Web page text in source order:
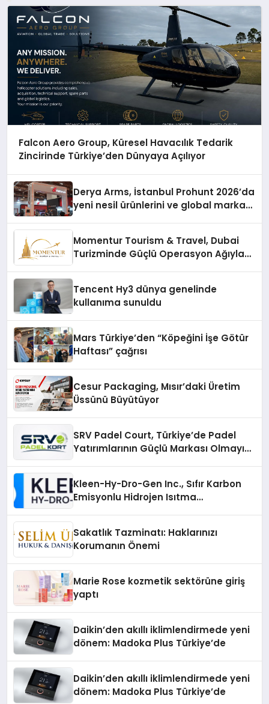
Falcon Aero Group, Küresel Havacılık Tedarik
Zincirinde Türkiye’den Dünyaya Açılıyor
Derya Arms, İstanbul Prohunt 2026’da
yeni nesil ürünlerini ve global marka
Momentur Tourism & Travel, Dubai
Turizminde Güçlü Operasyon Ağıyla
Tencent Hy3 dünya genelinde
kullanıma sunuldu
Mars Türkiye’den “Köpeğini İşe Götür
Haftası” çağrısı
Cesur Packaging, Mısır’daki Üretim
Üssünü Büyütüyor
SRV Padel Court, Türkiye’de Padel
Yatırımlarının Güçlü Markası Olmayı
Kleen-Hy-Dro-Gen Inc., Sıfır Karbon
Emisyonlu Hidrojen Isıtma
Sakatlık Tazminatı: Haklarınızı
Korumanın Önemi
Marie Rose kozmetik sektörüne giriş
yaptı
Daikin’den akıllı iklimlendirmede yeni
dönem: Madoka Plus Türkiye’de
Daikin’den akıllı iklimlendirmede yeni
dönem: Madoka Plus Türkiye’de